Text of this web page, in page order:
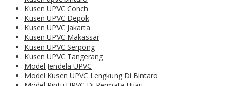
Kusen UPVC Conch
Kusen UPVC Depok
Kusen UPVC Jakarta
Kusen UPVC Makassar
Kusen UPVC Serpong
Kusen UPVC Tangerang
Model Jendela UPVC
Model Kusen UPVC Lengkung Di Bintaro